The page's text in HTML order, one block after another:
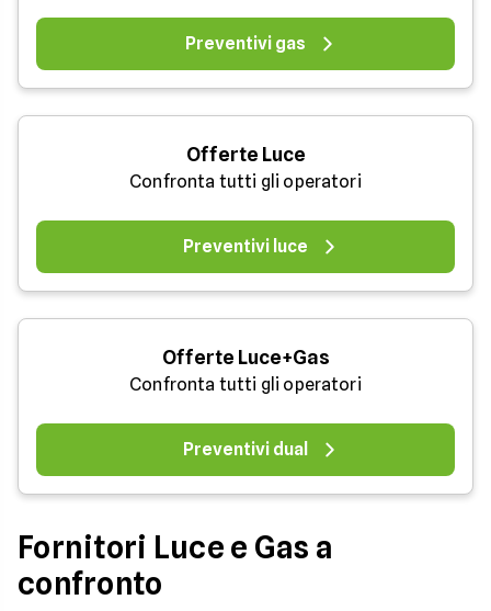
Preventivi gas
Offerte Luce
Confronta tutti gli operatori
Preventivi luce
Offerte Luce+Gas
Confronta tutti gli operatori
Preventivi dual
Fornitori Luce e Gas a
confronto